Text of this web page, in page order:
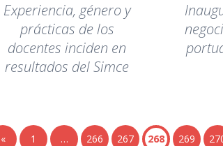
Experiencia, género y
prácticas de los
docentes inciden en
resultados del Simce
« 1 … 266 267 268 269